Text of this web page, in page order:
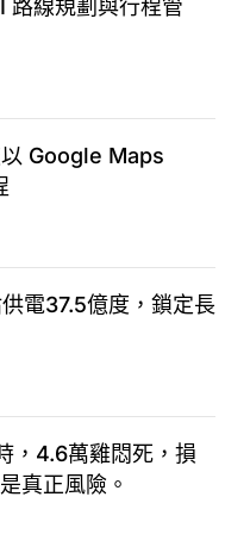
路線規劃與行程管
Google Maps
電37.5億度，鎖定長
，4.6萬雞悶死，損
真正風險。